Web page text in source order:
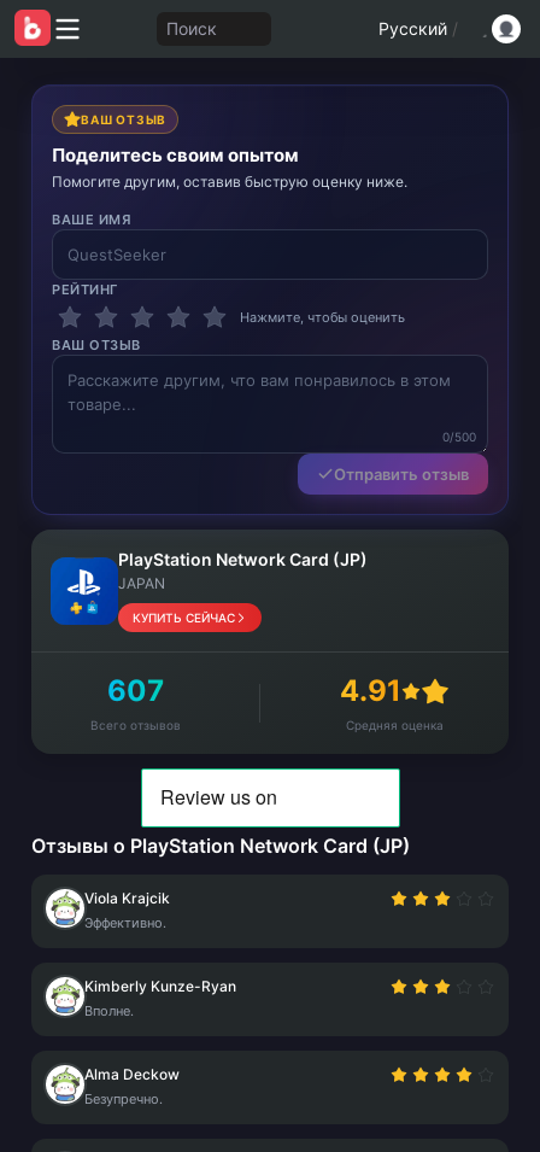
Поиск Русский /
ВАШ ОТЗЫВ
Поделитесь своим опытом
Помогите другим, оставив быструю оценку ниже.
ВАШЕ ИМЯ
РЕЙТИНГ
Нажмите, чтобы оценить
ВАШ ОТЗЫВ
0/500
Отправить отзыв
PlayStation Network Card (JP)
JAPAN
КУПИТЬ СЕЙЧАС
607
Всего отзывов
4.91
Средняя оценка
Отзывы о PlayStation Network Card (JP)
Viola Krajcik
Эффективно.
Kimberly Kunze-Ryan
Вполне.
Alma Deckow
Безупречно.